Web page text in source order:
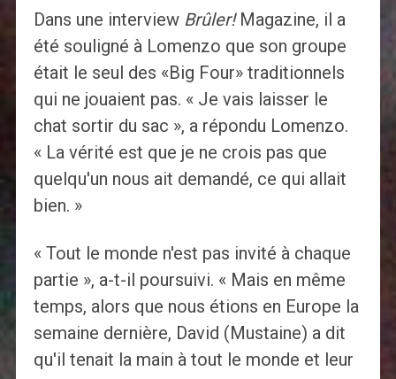
Dans une interview Brûler!Magazine, il a
été souligné à Lomenzo que son groupe
était le seul des «Big Four» traditionnels
qui ne jouaient pas. « Je vais laisser le
chat sortir du sac », a répondu Lomenzo.
« La vérité est que je ne crois pas que
quelqu'un nous ait demandé, ce qui allait
bien. »
« Tout le monde n'est pas invité à chaque
partie », a-t-il poursuivi. « Mais en même
temps, alors que nous étions en Europe la
semaine dernière, David (Mustaine) a dit
qu'il tenait la main à tout le monde et leur